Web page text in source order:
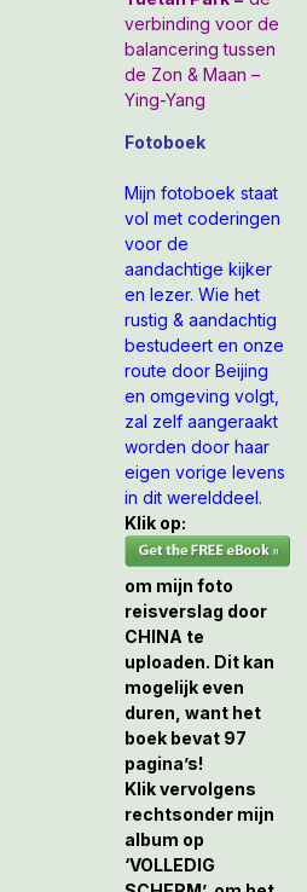
verbinding voor de
balancering tussen
de Zon & Maan –
Ying-Yang
Fotoboek
Mijn fotoboek staat
vol met coderingen
voor de
aandachtige kijker
en lezer. Wie het
rustig & aandachtig
bestudeert en onze
route door Beijing
en omgeving volgt,
zal zelf aangeraakt
worden door haar
eigen vorige levens
in dit werelddeel.
Klik op:
om mijn foto
reisverslag door
CHINA te
uploaden. Dit kan
mogelijk even
duren, want het
boek bevat 97
pagina’s!
Klik vervolgens
rechtsonder mijn
album op
‘VOLLEDIG